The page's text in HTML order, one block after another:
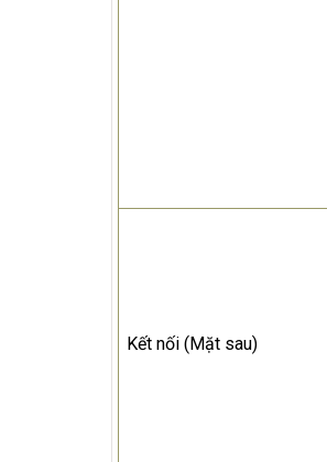
Kết nối (Mặt sau)